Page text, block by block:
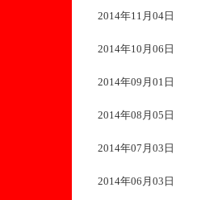
2014年11月04日
2014年10月06日
2014年09月01日
2014年08月05日
2014年07月03日
2014年06月03日